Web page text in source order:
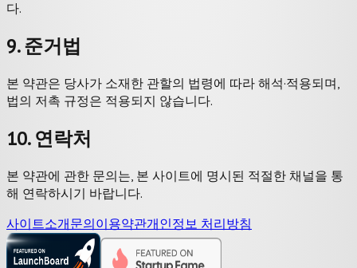
다.
9. 준거법
본 약관은 당사가 소재한 관할의 법령에 따라 해석·적용되며,
법의 저촉 규정은 적용되지 않습니다.
10. 연락처
본 약관에 관한 문의는, 본 사이트에 명시된 적절한 채널을 통
해 연락하시기 바랍니다.
사이트소개문의이용약관개인정보 처리방침